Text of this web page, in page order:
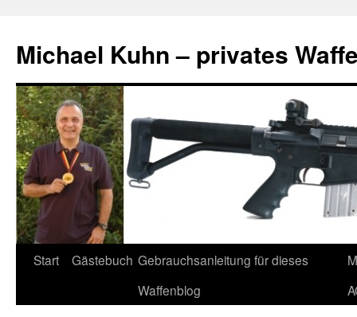
springen
Michael Kuhn – privates
Start Gästebuch Gebrauchsanleitung für dieses
Waffenblog